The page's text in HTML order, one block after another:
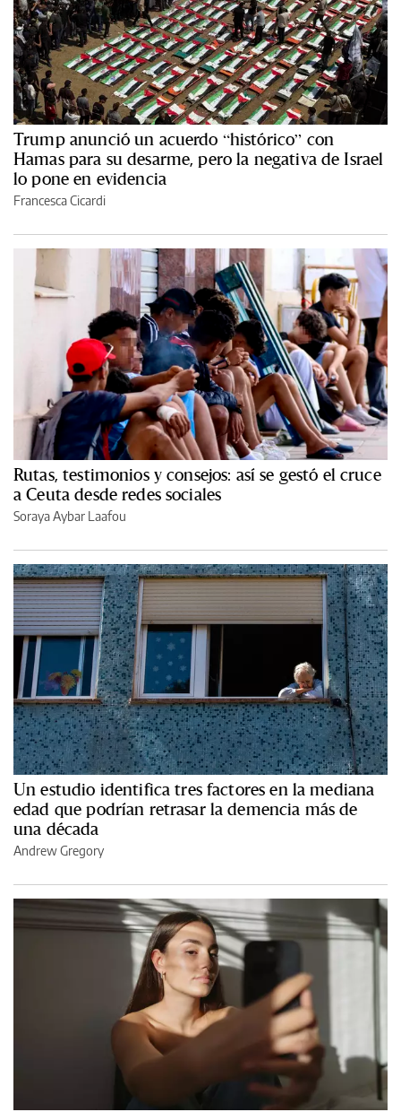
Trump anunció un acuerdo “histórico” con
Hamas para su desarme, pero la negativa de Israel
lo pone en evidencia
Francesca Cicardi
Rutas, testimonios y consejos: así se gestó el cruce
a Ceuta desde redes sociales
Soraya Aybar Laafou
Un estudio identifica tres factores en la mediana
edad que podrían retrasar la demencia más de
una década
Andrew Gregory